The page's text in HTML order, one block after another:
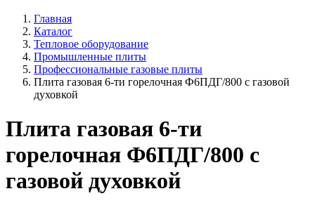
Главная
Каталог
Тепловое оборудование
Промышленные плиты
Профессиональные газовые плиты
Плита газовая 6-ти горелочная Ф6ПДГ/800 с газовой
духовкой
Плита газовая 6-ти
горелочная Ф6ПДГ/800 с
газовой духовкой